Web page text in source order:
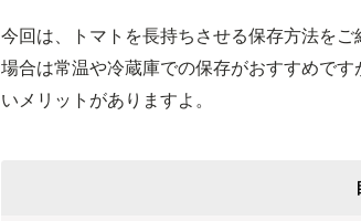
今回は、トマトを長持ちさせる保存方法を
場合は常温や冷蔵庫での保存がおすすめで
いメリットがありますよ。